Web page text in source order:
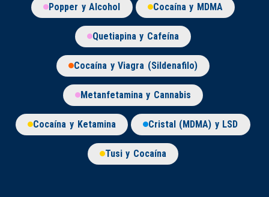
Popper y Alcohol Cocaína y MDMA
Quetiapina y Cafeína
Cocaína y Viagra (Sildenafilo)
Metanfetamina y Cannabis
Cocaína y Ketamina Cristal (MDMA) y LSD
Tusi y Cocaína